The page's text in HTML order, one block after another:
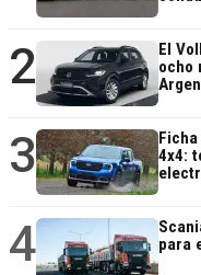
2
El
ocho
3
4x4:
4
para